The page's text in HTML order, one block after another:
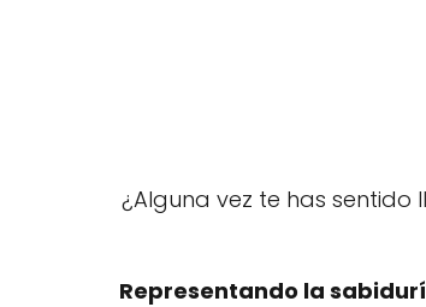
¿Alguna vez te has
Representando la